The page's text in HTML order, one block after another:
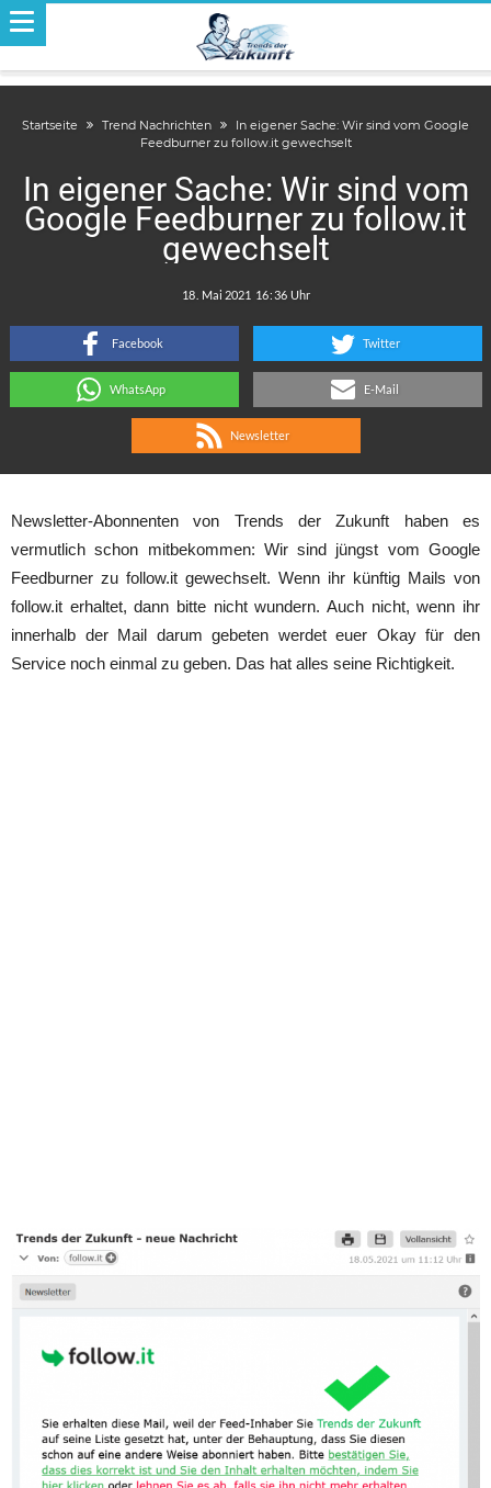
Startseite Trend Nachrichten
In eigener Sache: Wir sind vom Google
Feedburner zu follow.it gewechselt
In eigener Sache: Wir sind vom
Google Feedburner zu follow.it
gewechselt
:
Facebook Twitter
WhatsApp E-Mail
Newsletter
Newsletter-Abonnenten von Trends der Zukunft haben es
vermutlich schon mitbekommen: Wir sind jüngst vom Google
Feedburner zu follow.it gewechselt. Wenn ihr künftig Mails von
follow.it erhaltet, dann bitte nicht wundern. Auch nicht, wenn ihr
innerhalb der Mail darum gebeten werdet euer Okay für den
Service noch einmal zu geben. Das hat alles seine Richtigkeit.